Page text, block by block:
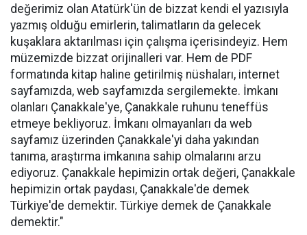
değerimiz olan Atatürk'ün de bizzat kendi el yazısıyla
yazmış olduğu emirlerin, talimatların da gelecek
kuşaklara aktarılması için çalışma içerisindeyiz. Hem
müzemizde bizzat orijinalleri var. Hem de PDF
formatında kitap haline getirilmiş nüshaları, internet
sayfamızda, web sayfamızda sergilemekte. İmkanı
olanları Çanakkale'ye, Çanakkale ruhunu teneffüs
etmeye bekliyoruz. İmkanı olmayanları da web
sayfamız üzerinden Çanakkale'yi daha yakından
tanıma, araştırma imkanına sahip olmalarını arzu
ediyoruz. Çanakkale hepimizin ortak değeri, Çanakkale
hepimizin ortak paydası, Çanakkale'de demek
Türkiye'de demektir. Türkiye demek de Çanakkale
demektir."